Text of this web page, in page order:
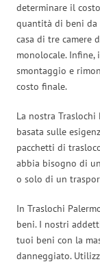
determinare il
quantità di beni da
casa di tre camere
monolocale.
smontaggio e
costo finale.
La nostra
basata sulle
pacchetti di
abbia bisogno di
o solo di un
In Traslochi
beni. I nostri
tuoi beni con la
danneggiato.